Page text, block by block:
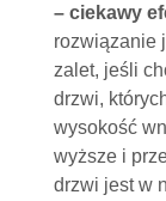
– ciekawy
rozwiązanie
zalet, jeśli
drzwi,
wysokość
wyższe i
drzwi jest w